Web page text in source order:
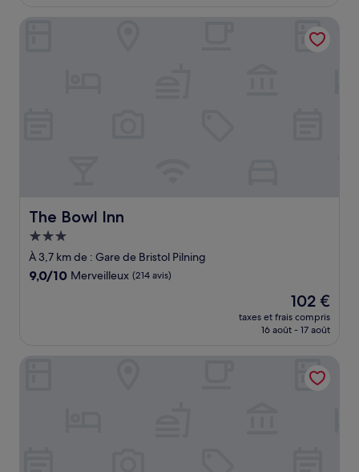
de
89 €
The Bowl Inn
The Bowl Inn
Hébergement
3.0 étoiles
À 3,7 km de : Gare de Bristol Pilning
9.0
9,0/10 Merveilleux (214 avis)
Le
nouveau
prix
de
102 €
102 €
taxes et frais compris
16 août - 17 août